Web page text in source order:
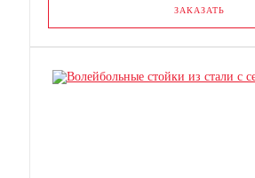
ЗАКАЗАТЬ